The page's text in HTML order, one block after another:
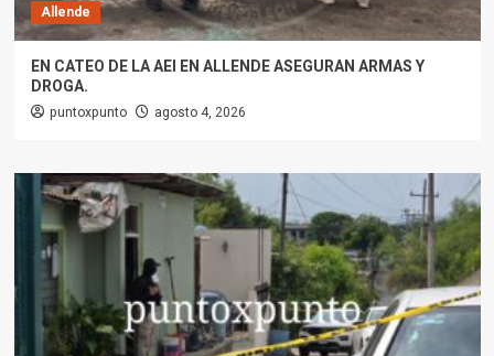
Allende
EN CATEO DE LA AEI EN ALLENDE ASEGURAN ARMAS Y
DROGA.
puntoxpunto agosto 4, 2026